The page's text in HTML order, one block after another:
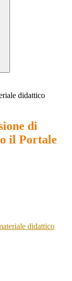
didattico
di
il Portale
didattico